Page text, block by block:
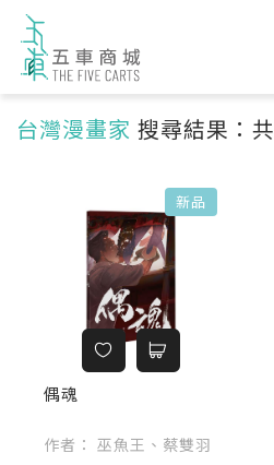
台灣漫畫家 搜尋結果：共
新品
偶魂
作者： 巫魚王、蔡雙羽